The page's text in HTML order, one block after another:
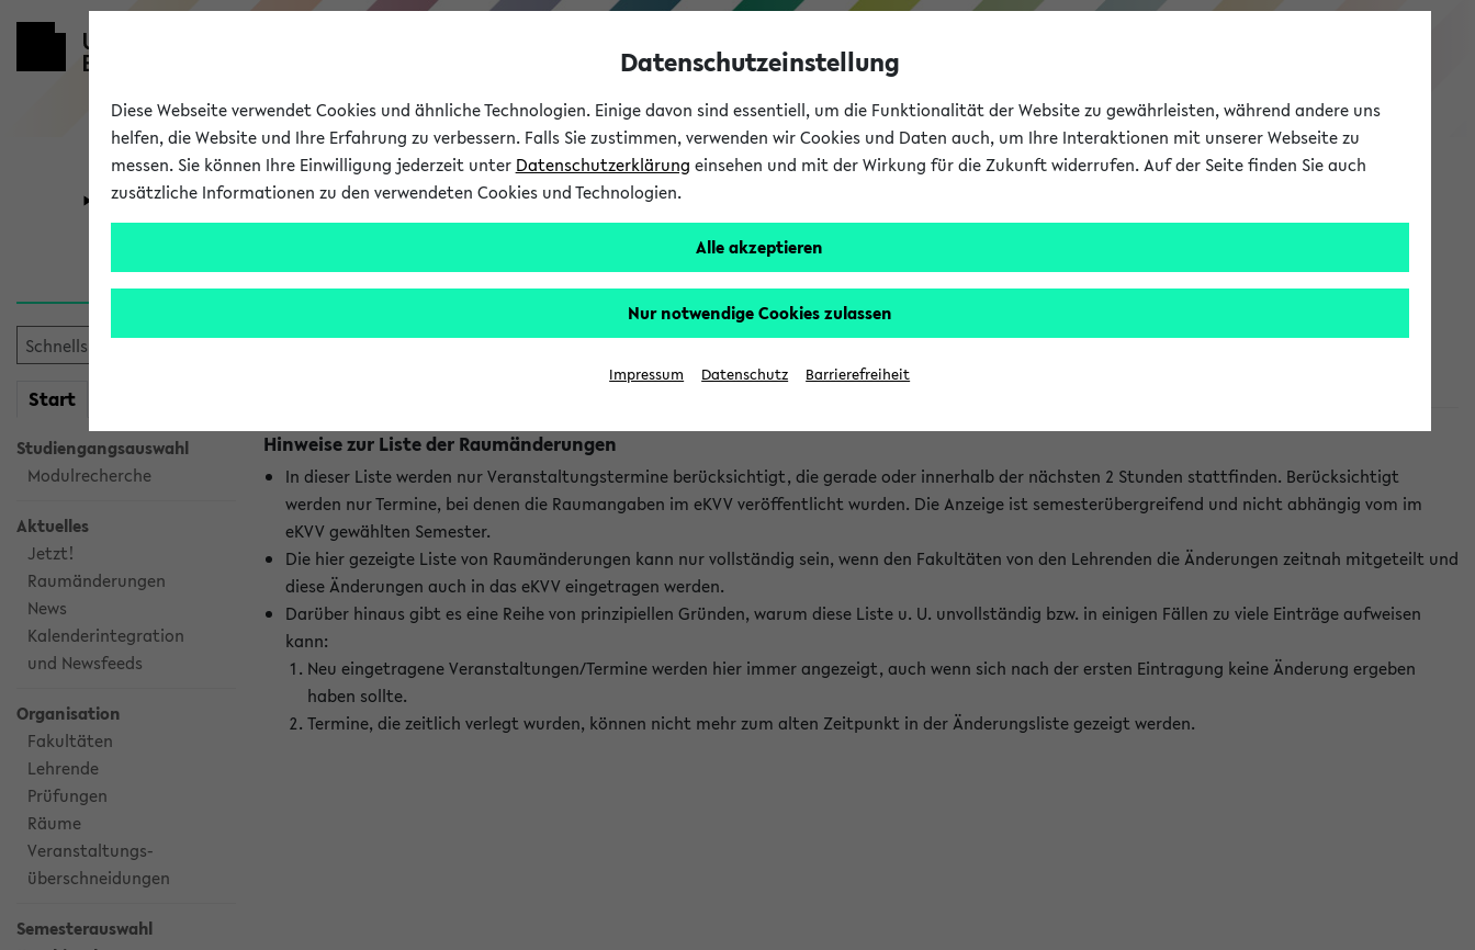
eKVV
Universität Forschung Studium
Start
Studiengangsauswahl
Modulrecherche
Aktuelles
Jetzt!
Raumänderungen
News
Kalenderintegration
und Newsfeeds
Organisation
Fakultäten
Lehrende
Prüfungen
Räume
Veranstaltungs-
überschneidungen
Semesterauswahl
Raumänderungen
Hinweise zur Liste der Raumänderungen
In dieser Liste werden nur Veranstaltungstermine berücksichtigt, die gerade oder innerhalb der nächsten 2 Stunden stattfinden. Berücksichtigt
werden nur Termine, bei denen die Raumangaben im eKVV veröffentlicht wurden. Die Anzeige ist semesterübergreifend und nicht abhängig vom im
eKVV gewählten Semester.
Die hier gezeigte Liste von Raumänderungen kann nur vollständig sein, wenn den Fakultäten von den Lehrenden die Änderungen zeitnah mitgeteilt und
diese Änderungen auch in das eKVV eingetragen werden.
Darüber hinaus gibt es eine Reihe von prinzipiellen Gründen, warum diese Liste u. U. unvollständig bzw. in einigen Fällen zu viele Einträge aufweisen
kann:
Neu eingetragene Veranstaltungen/Termine werden hier immer angezeigt, auch wenn sich nach der ersten Eintragung keine Änderung ergeben
haben sollte.
Termine, die zeitlich verlegt wurden, können nicht mehr zum alten Zeitpunkt in der Änderungsliste gezeigt werden.
Datenschutzeinstellung
Diese Webseite verwendet Cookies und ähnliche Technologien. Einige davon sind essentiell, um die Funktionalität der Website zu gewährleisten, während andere uns
helfen, die Website und Ihre Erfahrung zu verbessern. Falls Sie zustimmen, verwenden wir Cookies und Daten auch, um Ihre Interaktionen mit unserer Webseite zu
messen. Sie können Ihre Einwilligung jederzeit unter Datenschutzerklärung einsehen und mit der Wirkung für die Zukunft widerrufen. Auf der Seite finden Sie auch
zusätzliche Informationen zu den verwendeten Cookies und Technologien.
Alle akzeptieren
Nur notwendige Cookies zulassen
Impressum Datenschutz Barrierefreiheit